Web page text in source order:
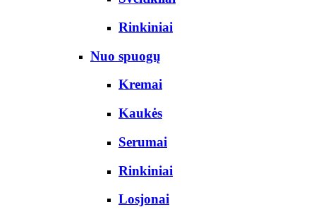
Rinkiniai
Nuo spuogų
Kremai
Kaukės
Serumai
Rinkiniai
Losjonai